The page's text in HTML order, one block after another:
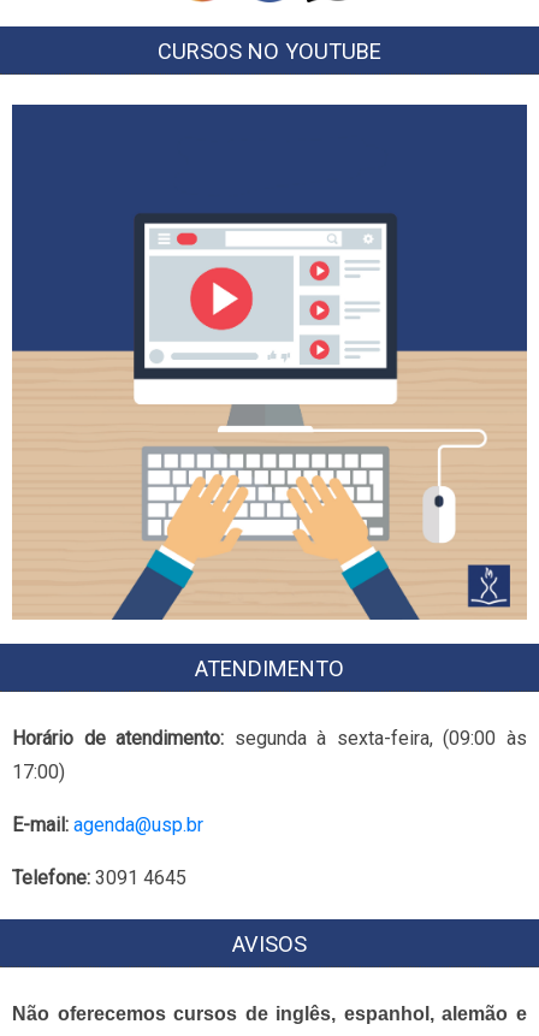
CURSOS NO YOUTUBE
ATENDIMENTO
Horário de atendimento: segunda à sexta-feira, (09:00 às
17:00)
E-mail: agenda@usp.br
Telefone: 3091 4645
AVISOS
Não oferecemos cursos de inglês, espanhol, alemão e